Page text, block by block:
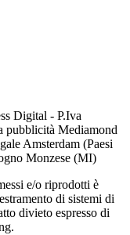
Digital - P.Iva
pubblicità Mediamond
Amsterdam (Paesi
Monzese (MI)
e/o riprodotti è
di sistemi di
divieto espresso di